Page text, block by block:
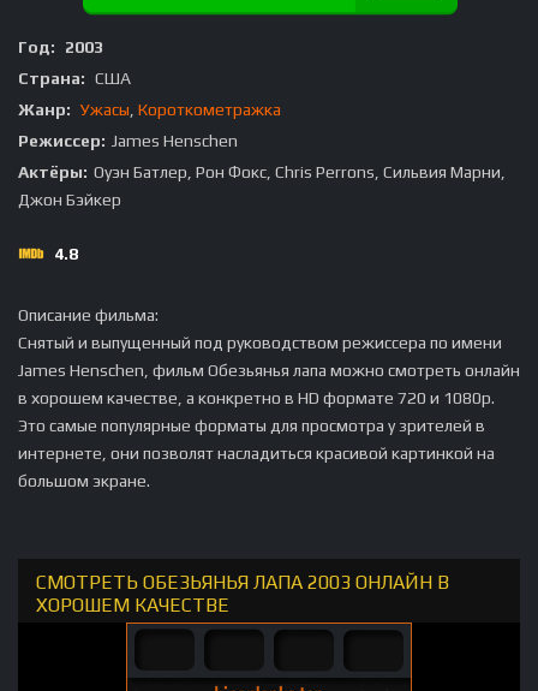
Год:
2003
Страна: США
Жанр: Ужасы Короткометражка
Режиссер: James Henschen
Актёры: Оуэн Батлер, Рон Фокс, Chris Perrons, Сильвия Марни,
Джон Бэйкер
4.8
Описание фильма:
Снятый и выпущенный под руководством режиссера по имени
James Henschen, фильм Обезьянья лапа можно смотреть онлайн
в хорошем качестве, а конкретно в HD формате 720 и 1080p.
Это самые популярные форматы для просмотра у зрителей в
интернете, они позволят насладиться красивой картинкой на
большом экране.
СМОТРЕТЬ ОБЕЗЬЯНЬЯ ЛАПА 2003 ОНЛАЙН В
ХОРОШЕМ КАЧЕСТВЕ